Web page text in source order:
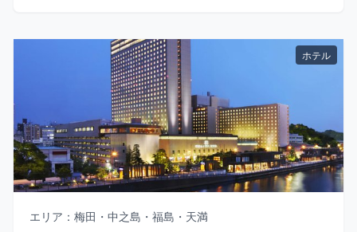
ホテル
エリア：梅田・中之島・福島・天満